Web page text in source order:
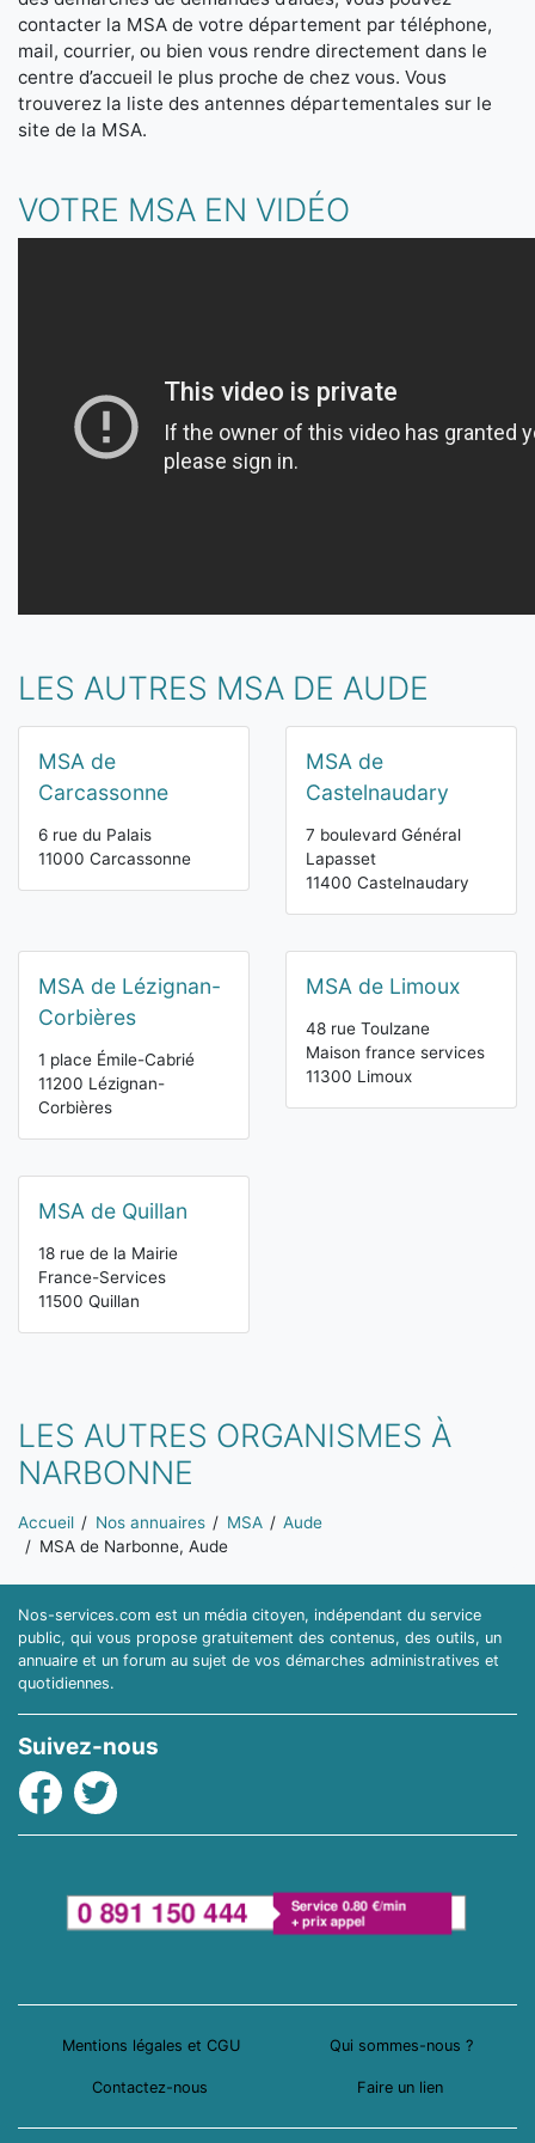
contacter la MSA de votre département par téléphone,
mail, courrier, ou bien vous rendre directement dans le
centre d’accueil le plus proche de chez vous. Vous
trouverez la liste des antennes départementales sur le
site de la MSA.
VOTRE MSA EN VIDÉO
LES AUTRES MSA DE AUDE
MSA de
Carcassonne
6 rue du Palais
11000 Carcassonne
MSA de
Castelnaudary
7 boulevard Général
Lapasset
11400 Castelnaudary
MSA de Lézignan-
Corbières
1 place Émile-Cabrié
11200 Lézignan-
Corbières
MSA de Limoux
48 rue Toulzane
Maison france services
11300 Limoux
MSA de Quillan
18 rue de la Mairie
France-Services
11500 Quillan
LES AUTRES ORGANISMES À
NARBONNE
Vous êtes ici:
Accueil Nos annuaires MSA
Aude
MSA de Narbonne, Aude
Nos-services.com est un média citoyen, indépendant du service
public, qui vous propose gratuitement des contenus, des outils, un
annuaire et un forum au sujet de vos démarches administratives et
quotidiennes.
Suivez-nous
Facebook
Twitter
Mentions légales et CGU Qui sommes-nous ?
Contactez-nous Faire un lien